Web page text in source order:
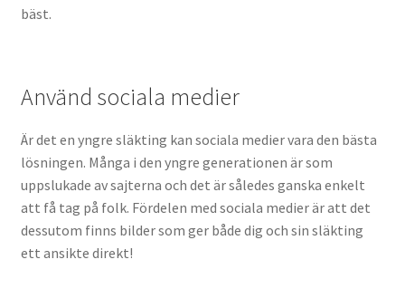
bäst.
Använd sociala medier
Är det en yngre släkting kan sociala medier vara den bästa
lösningen. Många i den yngre generationen är som
uppslukade av sajterna och det är således ganska enkelt
att få tag på folk. Fördelen med sociala medier är att det
dessutom finns bilder som ger både dig och sin släkting
ett ansikte direkt!